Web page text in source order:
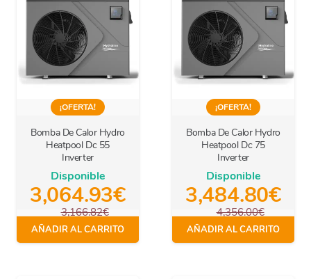
¡OFERTA!
Bomba De Calor Hydro
Heatpool Dc 55
Inverter
Disponible
3,064.93€
3,166.82€
IVA Incl.
AÑADIR AL CARRITO
¡OFERTA!
Bomba De Calor Hydro
Heatpool Dc 75
Inverter
Disponible
3,484.80€
4,356.00€
IVA Incl.
AÑADIR AL CARRITO